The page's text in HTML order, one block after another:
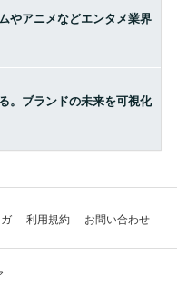
やアニメなどエンタメ業界
。ブランドの未来を可視化
利用規約 お問い合わせ